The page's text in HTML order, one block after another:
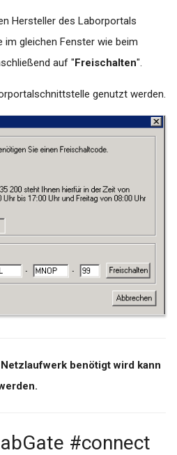
Hersteller des Laborportals
im gleichen Fenster wie beim
auf "Freischalten".
genutzt werden.
benötigt wird kann
#connect